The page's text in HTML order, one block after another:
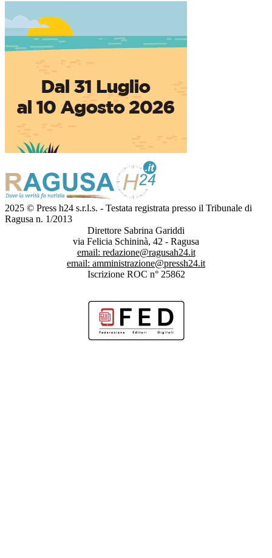
2025 © Press h24 s.r.l.s. - Testata registrata presso il Tribunale di
Ragusa n. 1/2013
Direttore Sabrina Gariddi
via Felicia Schininà, 42 - Ragusa
email: redazione@ragusah24.it
email: amministrazione@pressh24.it
Iscrizione ROC n° 25862